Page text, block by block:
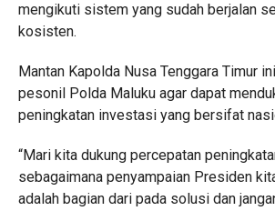
mengikuti sistem yang sudah berjalan
kosisten.
Mantan Kapolda Nusa Tenggara Timur
pesonil Polda Maluku agar dapat
peningkatan investasi yang bersifat
“Mari kita dukung percepatan
sebagaimana penyampaian Presiden
adalah bagian dari pada solusi dan